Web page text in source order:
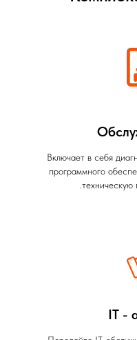
Включает в себя
программного
техническую
IT -